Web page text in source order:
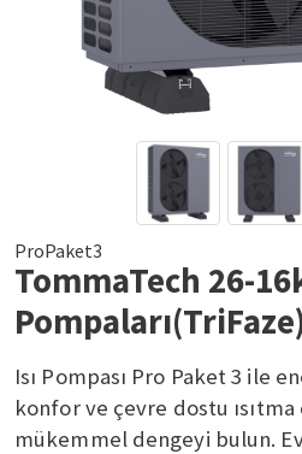
ProPaket3
TommaTech 26-
Pompaları(TriFaze)
Isı Pompası Pro Paket 3 ile
konfor ve çevre dostu
mükemmel dengeyi bulun.